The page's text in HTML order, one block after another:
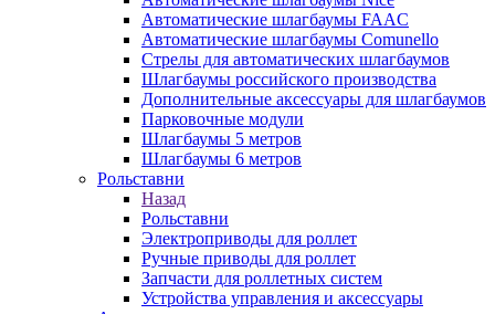
Автоматические шлагбаумы FAAC
Автоматические шлагбаумы Comunello
Стрелы для автоматических шлагбаумов
Шлагбаумы российского производства
Дополнительные аксессуары для шлагбаумов
Парковочные модули
Шлагбаумы 5 метров
Шлагбаумы 6 метров
Рольставни
Назад
Рольставни
Электроприводы для роллет
Ручные приводы для роллет
Запчасти для роллетных систем
Устройства управления и аксессуары